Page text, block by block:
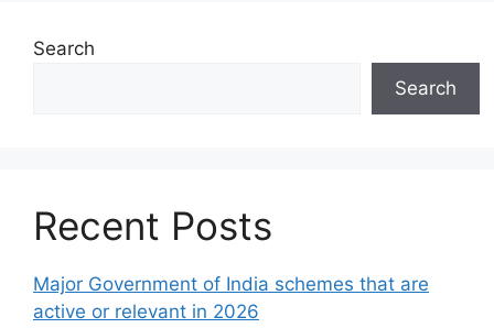
Search
Search
Recent Posts
Major Government of India schemes that are
active or relevant in 2026